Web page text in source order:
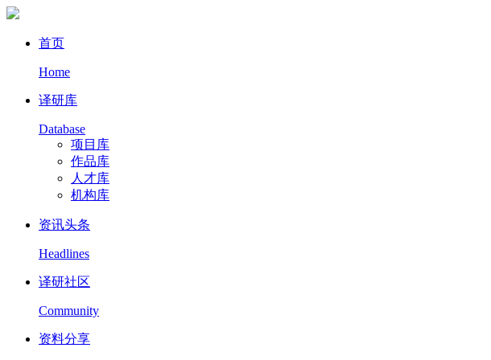
首页
Home
译研库
Database
项目库
作品库
人才库
机构库
资讯头条
Headlines
译研社区
Community
资料分享